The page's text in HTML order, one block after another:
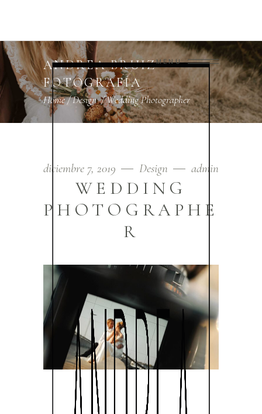
MENU
ANDREA BRUIZ
FOTOGRAFÍA
Home/Design/Wedding Photographer
diciembre 7, 2019 Design admin
WEDDING
PHOTOGRAPHE
R